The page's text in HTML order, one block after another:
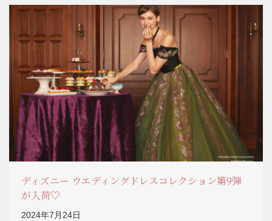
ディズニー ウエディングドレスコレクション第9弾
が入荷♡
2024年7月24日